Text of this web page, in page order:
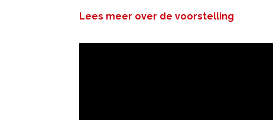
Lees meer over de voorstelling